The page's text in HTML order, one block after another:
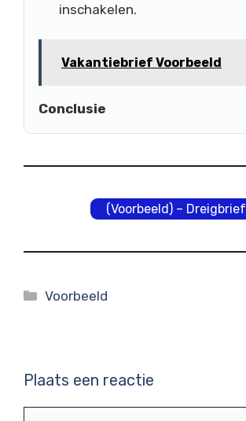
inschakelen.
Vakantiebrief Voorbeeld
Conclusie
(Voorbeeld) – Dreigbrief
Categorieën
Voorbeeld
Plaats een reactie